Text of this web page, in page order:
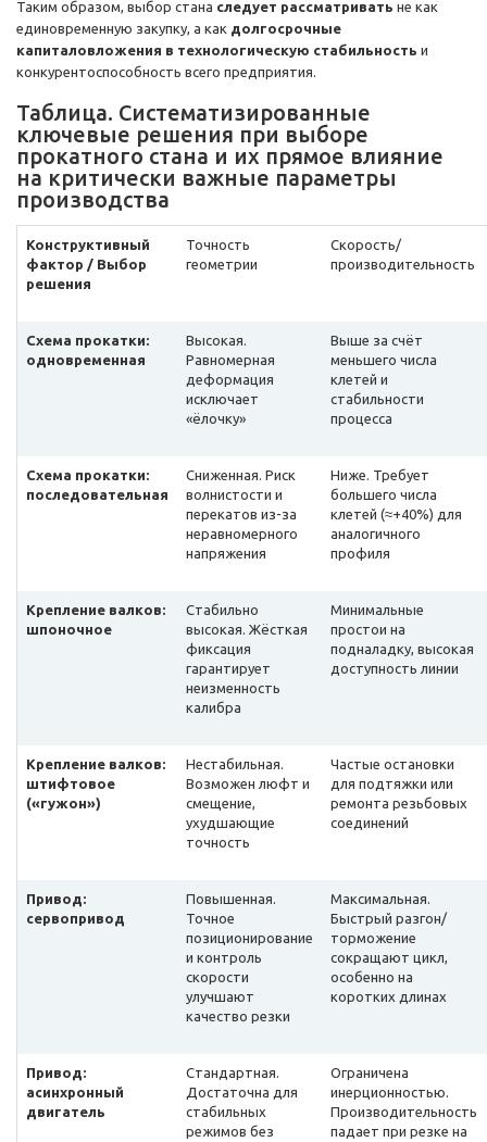
Таким образом, выбор стана следует рассматривать не как
единовременную закупку, а как долгосрочные
капиталовложения в технологическую стабильность и
конкурентоспособность всего предприятия.
Таблица. Систематизированные
ключевые решения при выборе
прокатного стана и их прямое влияние
на критически важные параметры
производства
Конструктивный
фактор / Выбор
решения
Точность
геометрии
Скорость/
производительность
Схема прокатки:
одновременная
Высокая.
Равномерная
деформация
исключает
«ёлочку»
Выше за счёт
меньшего числа
клетей и
стабильности
процесса
Схема прокатки:
последовательная
Сниженная. Риск
волнистости и
перекатов из-за
неравномерного
напряжения
Ниже. Требует
большего числа
клетей (≈+40%) для
аналогичного
профиля
Крепление валков:
шпоночное
Стабильно
высокая. Жёсткая
фиксация
гарантирует
неизменность
калибра
Минимальные
простои на
подналадку, высокая
доступность линии
Крепление валков:
штифтовое
(«гужон»)
Нестабильная.
Возможен люфт и
смещение,
ухудшающие
точность
Частые остановки
для подтяжки или
ремонта резьбовых
соединений
Привод:
сервопривод
Повышенная.
Точное
позиционирование
и контроль
скорости
улучшают
качество резки
Максимальная.
Быстрый разгон/
торможение
сокращают цикл,
особенно на
коротких длинах
Привод:
асинхронный
двигатель
Стандартная.
Достаточна для
стабильных
режимов без
Ограничена
инерционностью.
Производительность
падает при резке на